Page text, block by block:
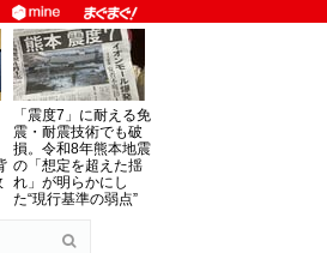
「震度7」に耐える免
震・耐震技術でも破
損。令和8年熊本地震
の「想定を超えた揺
れ」が明らかにし
た“現行基準の弱点”